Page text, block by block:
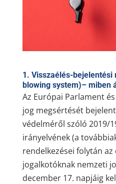
1. Visszaélés-bejelentési
blowingsystem)– miben
Az Európai Parlament
jog megsértését
védelméről szóló 2019/
irányelvének (a
rendelkezései folytán
jogalkotóknak nemzeti
december 17. napjáig